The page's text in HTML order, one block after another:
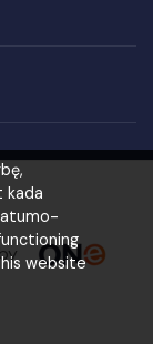
kada
website